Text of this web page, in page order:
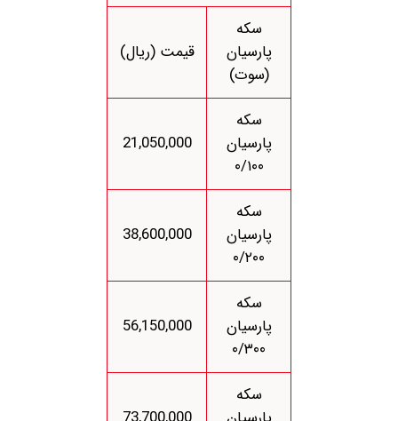
سکه
پارسیان
(سوت)
قیمت (ریال)
سکه
پارسیان
۰/۱۰۰
21,050,000
سکه
پارسیان
۰/۲۰۰
38,600,000
سکه
پارسیان
۰/۳۰۰
56,150,000
سکه